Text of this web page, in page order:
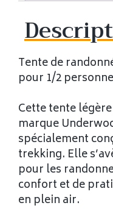
Tente de
pour 1/2 personne
Cette tente
marque
spécialement
trekking. Elle
pour les
confort et de
en plein air.